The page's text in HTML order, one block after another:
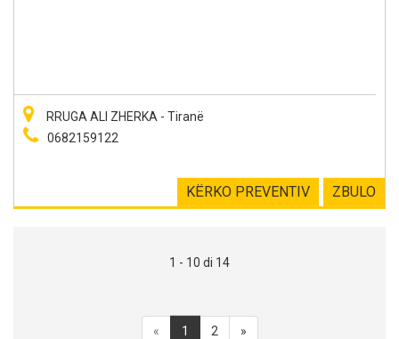
RRUGA ALI ZHERKA - Tiranë
0682159122
ZBULO
KËRKO PREVENTIV
1 - 10 di 14
« 1 2 »